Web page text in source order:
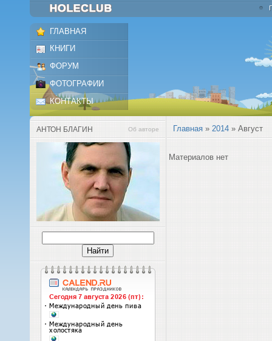
ГЛАВНАЯ
КНИГИ
ФОРУМ
ФОТОГРАФИИ
КОНТАКТЫ
АНТОН БЛАГИН Об авторе Главная » 2014 » Август
Материалов нет